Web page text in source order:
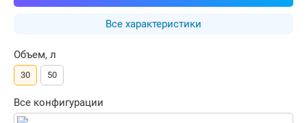
Все характеристики
Объем, л
30 50
Все конфигурации